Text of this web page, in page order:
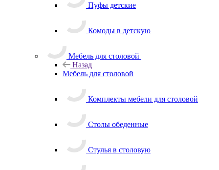
Пуфы детские
Комоды в детскую
Мебель для столовой
Назад
Мебель для столовой
Комплекты мебели для столовой
Столы обеденные
Стулья в столовую